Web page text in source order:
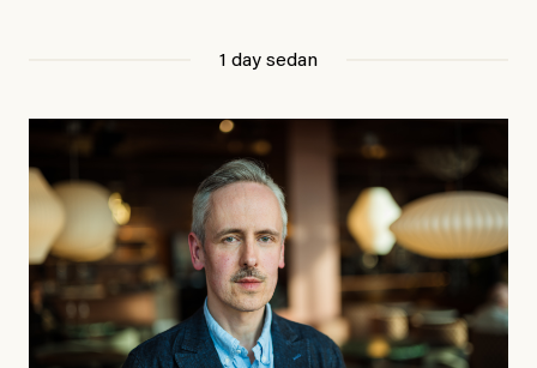
1 day sedan